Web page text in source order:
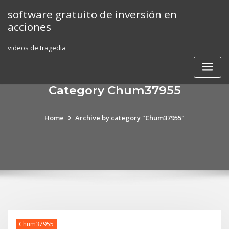
content
software gratuito de inversión en
acciones
videos de tragedia
Category Chum37955
Home Archive by category "Chum37955"
Chum37955